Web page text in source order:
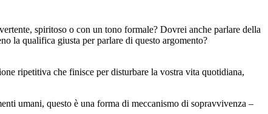
spiritoso o con un tono formale? Dovrei anche parlare della
la qualifica giusta per parlare di questo argomento?
ripetitiva che finisce per disturbare la vostra vita quotidiana,
umani, questo è una forma di meccanismo di sopravvivenza –